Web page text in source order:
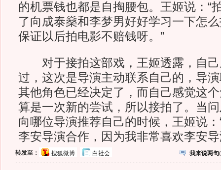
的机票钱也都是自掏腰包。王姬说：“
了向成泰燊和李梦男好好学习一下怎
保证以后拍电影不赔钱呀。”
对于接拍这部戏，王姬透露，自己
过，这次是导演主动联系自己的，导
其他角色已经决定了，而自己感觉这
算是一次新的尝试，所以接拍了。当
向哪位导演推荐自己的时候，王姬说
李安导演合作，因为我非常喜欢李安
转发至： 搜狐微博 白社会 我来说两句(